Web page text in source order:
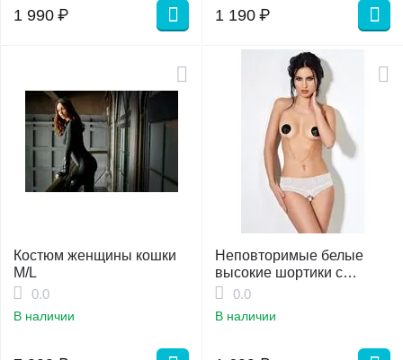
1 990 ₽ 1 190 ₽
Костюм женщины кошки
M/L
0.0
В наличии
Неповторимые белые
высокие шортики с
доступом и нежным
0.0
В наличии